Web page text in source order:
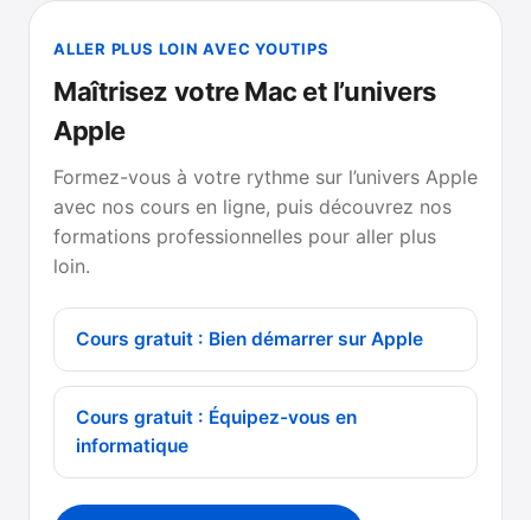
ALLER PLUS LOIN AVEC YOUTIPS
Maîtrisez votre Mac et l’univers
Apple
Formez-vous à votre rythme sur l’univers Apple
avec nos cours en ligne, puis découvrez nos
formations professionnelles pour aller plus
loin.
Cours gratuit : Bien démarrer sur Apple
Cours gratuit : Équipez-vous en
informatique